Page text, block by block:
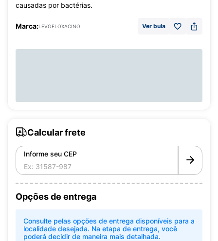
causadas por bactérias.
Marca:LEVOFLOXACINO Ver bula
Calcular frete
Informe seu CEP
Opções de entrega
Consulte pelas opções de entrega disponíveis para a
localidade desejada. Na etapa de entrega, você
poderá decidir de maneira mais detalhada.